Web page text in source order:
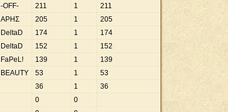
-OFF- 211 1
211
ΑΡΗΣ 205 1
205
DeltaD 174 1
174
DeltaD 152 1
152
FaPeL! 139 1
139
BEAUTY 53 1
53
36 1
36
0
0